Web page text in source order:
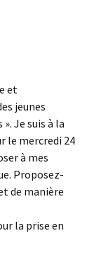
et
jeunes
Je suis à la
le mercredi 24
à mes
Proposez-
de manière
la prise en